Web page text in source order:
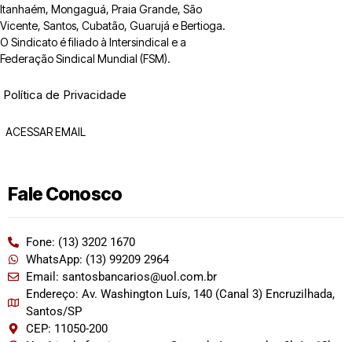
Itanhaém, Mongaguá, Praia Grande, São
Vicente, Santos, Cubatão, Guarujá e Bertioga.
O Sindicato é filiado à Intersindical e a
Federação Sindical Mundial (FSM).
Política de Privacidade
ACESSAR EMAIL
Fale Conosco
Fone: (13) 3202 1670
WhatsApp: (13) 99209 2964
Email: santosbancarios@uol.com.br
Endereço: Av. Washington Luís, 140 (Canal 3) Encruzilhada,
Santos/SP
CEP: 11050-200